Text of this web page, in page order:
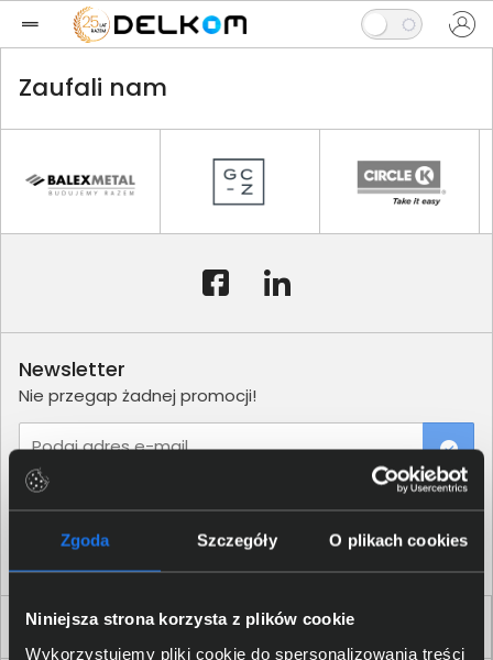
Zgoda Szczegóły O plikach cookies
Niniejsza strona korzysta z plików cookie
Wykorzystujemy pliki cookie do spersonalizowania treści
Zaufali nam
Dla Firm i Instytucji
Newsletter
Nie przegap żadnej promocji!
Podaj adres e-mail